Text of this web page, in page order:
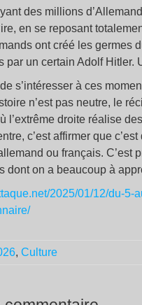
des millions
en se reposant
ont créé les germes
par un certain Adolf
de s’intéresser à ces
n’est pas neutre, le
l’extrême droite réalise
c’est affirmer que
ou français. C’est
dont on a beaucoup à
2025/01/12/du-
, Culture